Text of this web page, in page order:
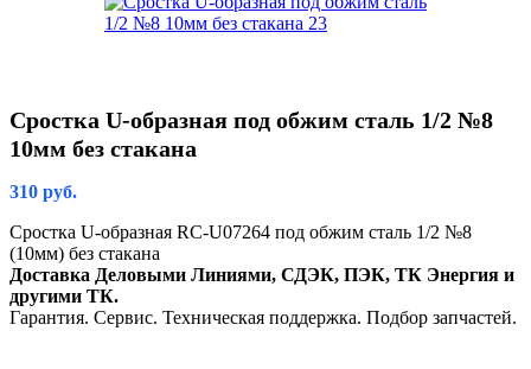
Сростка U-образная под обжим сталь 1/2 №8
10мм без стакана
310 руб.
Сростка U-образная RC-U07264 под обжим сталь 1/2 №8
(10мм) без стакана
Доставка Деловыми Линиями, СДЭК, ПЭК, ТК Энергия и
другими ТК.
Гарантия. Сервис. Техническая поддержка. Подбор запчастей.